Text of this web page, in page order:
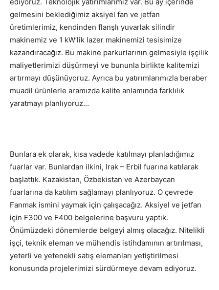
gelmesini beklediğimiz aksiyel fan ve jetfan
üretimlerimiz, kendinden flanşlı yuvarlak silindir
makinemiz ve 1 kW’lik lazer makinemizi tesisimize
kazandıracağız. Bu makine parkurlarının gelmesiyle işçilik
maliyetlerimizi düşürmeyi ve bununla birlikte kalitemizi
artırmayı düşünüyoruz. Ayrıca bu yatırımlarımızla beraber
muadil ürünlerle aramızda kalite anlamında farklılık
yaratmayı planlıyoruz…
Bunlara ek olarak, kısa vadede katılmayı planladığımız
fuarlar var. Bunlardan ilkini, Irak – Erbil fuarına katılarak
başlattık. Kazakistan, Özbekistan ve Azerbaycan
fuarlarına da katılım sağlamayı planlıyoruz. O çevrede
Fanmak ismini yaymak için çalışacağız. Aksiyel ve jetfan
için F300 ve F400 belgelerine başvuru yaptık.
Önümüzdeki dönemlerde belgeyi almış olacağız. Nitelikli
işçi, teknik eleman ve mühendis istihdamının artırılması,
yeterli ve yetenekli satış elemanları yetiştirilmesi
konusunda projelerimizi sürdürmeye devam ediyoruz.